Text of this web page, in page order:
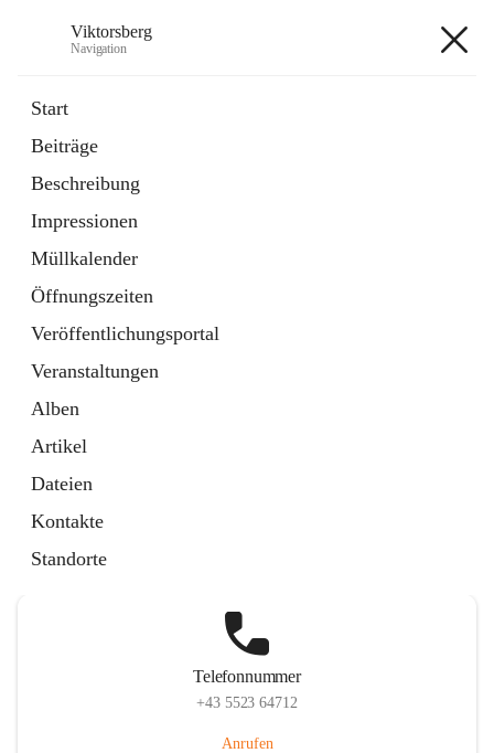
Viktorsberg
Navigation
Start
Beiträge
Beschreibung
Impressionen
Müllkalender
Öffnungszeiten
Veröffentlichungsportal
Veranstaltungen
Alben
Artikel
Dateien
Kontakte
Standorte
1 Schnellzugriff
Bürgerservice
10 Schnellzugriffe
Telefonnummer
+43 5523 64712
Anrufen